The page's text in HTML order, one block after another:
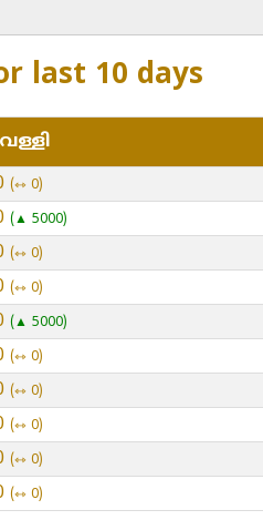
10 days
⇿ 0
▲ 5000
⇿ 0
⇿ 0
▲ 5000
⇿ 0
⇿ 0
⇿ 0
⇿ 0
⇿ 0